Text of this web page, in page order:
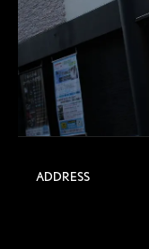
ADDRESS